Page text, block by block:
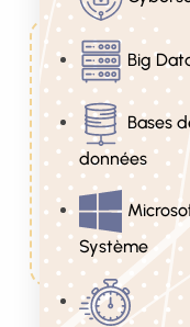
Big
Bases
données
Système
2 Jours